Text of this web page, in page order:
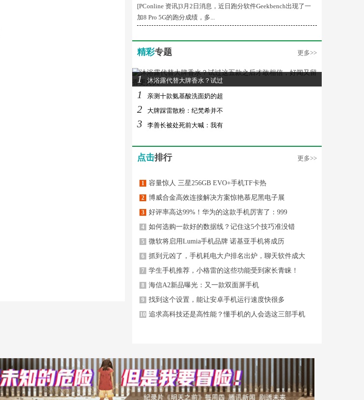
[PConline 资讯]3月2日消息，近日跑分软件Geekbench出现了一
加8 Pro 5G的跑分成绩，多...
精彩专题 更多>>
1 沐浴露代替大牌香水？试过
1 亲测十款氨基酸洗面奶的超
2 大牌踩雷散粉：纪梵希并不
3 李善长被处死前大喊：我有
点击排行 更多>>
1 容量惊人 三星256GB EVO+手机TF卡热
2 博威合金高效连接解决方案惊艳慕尼黑电子展
3 好评率高达99%！华为的这款手机厉害了：999
4 如何选购一款好的数据线？记住这5个技巧准没错
5 微软将启用Lumia手机品牌 诺基亚手机将成历
6 抓到元凶了，手机耗电大户排名出炉，聊天软件成大
7 学生手机推荐，小格雷的这些功能受到家长青睐！
8 海信A2新品曝光：又一款双面屏手机
9 找到这个设置，能让安卓手机运行速度快很多
10 追求高科技还是高性能？懂手机的人会选这三部手机